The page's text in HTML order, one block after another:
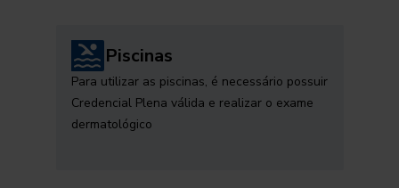
Piscinas
Para utilizar as piscinas, é necessário possuir
Credencial Plena válida e realizar o exame
dermatológico